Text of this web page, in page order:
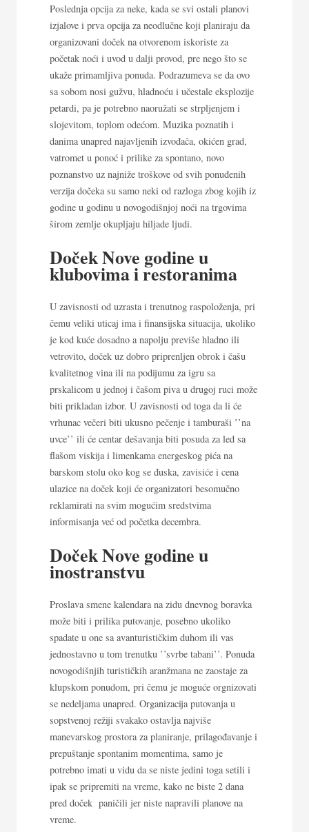
Poslednja opcija za neke, kada se svi ostali planovi
izjalove i prva opcija za neodlučne koji planiraju da
organizovani doček na otvorenom iskoriste za
početak noći i uvod u dalji provod, pre nego što se
ukaže primamljiva ponuda. Podrazumeva se da ovo
sa sobom nosi gužvu, hladnoću i učestale eksplozije
petardi, pa je potrebno naoružati se strpljenjem i
slojevitom, toplom odećom. Muzika poznatih i
danima unapred najavljenih izvođača, okićen grad,
vatromet u ponoć i prilike za spontano, novo
poznanstvo uz najniže troškove od svih ponuđenih
verzija dočeka su samo neki od razloga zbog kojih iz
godine u godinu u novogodišnjoj noći na trgovima
širom zemlje okupljaju hiljade ljudi.
Doček Nove godine u
klubovima i restoranima
U zavisnosti od uzrasta i trenutnog raspoloženja, pri
čemu veliki uticaj ima i finansijska situacija, ukoliko
je kod kuće dosadno a napolju previše hladno ili
vetrovito, doček uz dobro priprenljen obrok i čašu
kvalitetnog vina ili na podijumu za igru sa
prskalicom u jednoj i čašom piva u drugoj ruci može
biti prikladan izbor. U zavisnosti od toga da li će
vrhunac večeri biti ukusno pečenje i tamburaši ’’na
uvce’’ ili će centar dešavanja biti posuda za led sa
flašom viskija i limenkama energeskog pića na
barskom stolu oko kog se đuska, zavisiće i cena
ulazice na doček koji će organizatori besomučno
reklamirati na svim mogućim sredstvima
informisanja već od početka decembra.
Doček Nove godine u
inostranstvu
Proslava smene kalendara na zidu dnevnog boravka
može biti i prilika putovanje, posebno ukoliko
spadate u one sa avanturističkim duhom ili vas
jednostavno u tom trenutku ’’svrbe tabani’’. Ponuda
novogodišnjih turističkih aranžmana ne zaostaje za
klupskom ponudom, pri čemu je moguće orgnizovati
se nedeljama unapred. Organizacija putovanja u
sopstvenoj režiji svakako ostavlja najviše
manevarskog prostora za planiranje, prilagođavanje i
prepuštanje spontanim momentima, samo je
potrebno imati u vidu da se niste jedini toga setili i
ipak se pripremiti na vreme, kako ne biste 2 dana
pred doček paničili jer niste napravili planove na
vreme.